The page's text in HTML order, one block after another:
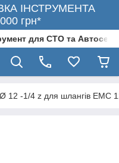
ІНСТРУМЕНТА
грн*
для СТО та
Ø 12 -1/4 z для шлангів EMC